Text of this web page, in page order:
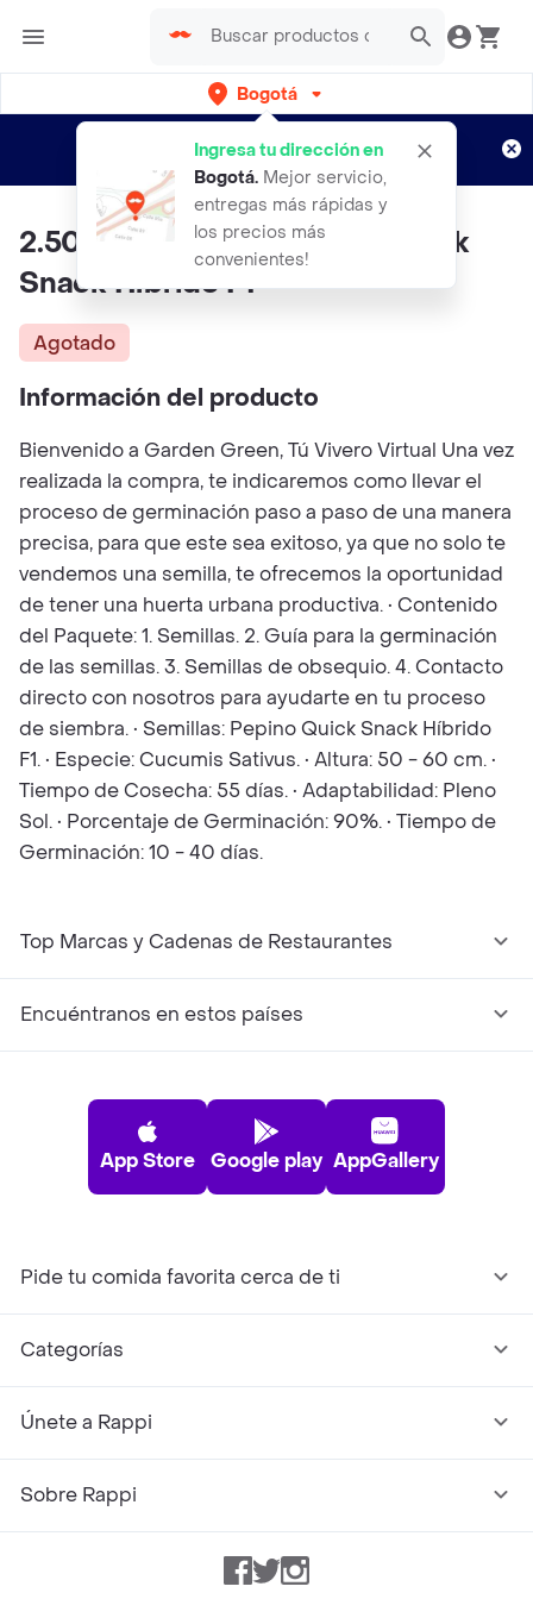
Bogotá
Ingresa tu dirección en
Bogotá. Mejor servicio,
entregas más rápidas y
los precios más
convenientes!
envíos gratis por semanas
Aplican TyC
2.500 Semillas De Pepino Quick
Snack Híbrido F1
Agotado
Información del producto
Bienvenido a Garden Green, Tú Vivero Virtual Una vez
realizada la compra, te indicaremos como llevar el
proceso de germinación paso a paso de una manera
precisa, para que este sea exitoso, ya que no solo te
vendemos una semilla, te ofrecemos la oportunidad
de tener una huerta urbana productiva. • Contenido
del Paquete: 1. Semillas. 2. Guía para la germinación
de las semillas. 3. Semillas de obsequio. 4. Contacto
directo con nosotros para ayudarte en tu proceso
de siembra. • Semillas: Pepino Quick Snack Híbrido
F1. • Especie: Cucumis Sativus. • Altura: 50 - 60 cm. •
Tiempo de Cosecha: 55 días. • Adaptabilidad: Pleno
Sol. • Porcentaje de Germinación: 90%. • Tiempo de
Germinación: 10 - 40 días.
Top Marcas y Cadenas de Restaurantes
Encuéntranos en estos países
App Store Google play AppGallery
Pide tu comida favorita cerca de ti
Categorías
Únete a Rappi
Sobre Rappi
Facebook
TwitterInstagram